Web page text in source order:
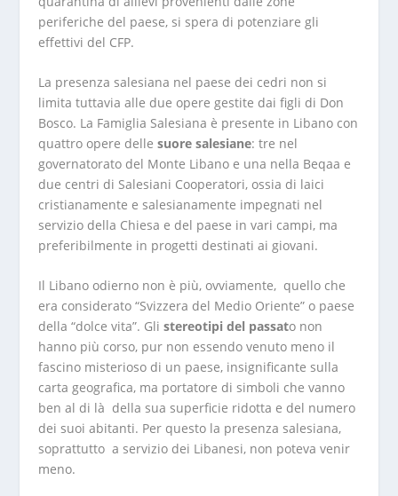
periferiche del paese, si spera di potenziare gli
effettivi del CFP.
La presenza salesiana nel paese dei cedri non si
limita tuttavia alle due opere gestite dai figli di Don
Bosco. La Famiglia Salesiana è presente in Libano con
quattro opere delle suore salesiane: tre nel
governatorato del Monte Libano e una nella Beqaa e
due centri di Salesiani Cooperatori, ossia di laici
cristianamente e salesianamente impegnati nel
servizio della Chiesa e del paese in vari campi, ma
preferibilmente in progetti destinati ai giovani.
Il Libano odierno non è più, ovviamente, quello che
era considerato “Svizzera del Medio Oriente” o paese
della “dolce vita”. Gli stereotipi del passato non
hanno più corso, pur non essendo venuto meno il
fascino misterioso di un paese, insignificante sulla
carta geografica, ma portatore di simboli che vanno
ben al di là della sua superficie ridotta e del numero
dei suoi abitanti. Per questo la presenza salesiana,
soprattutto a servizio dei Libanesi, non poteva venir
meno.